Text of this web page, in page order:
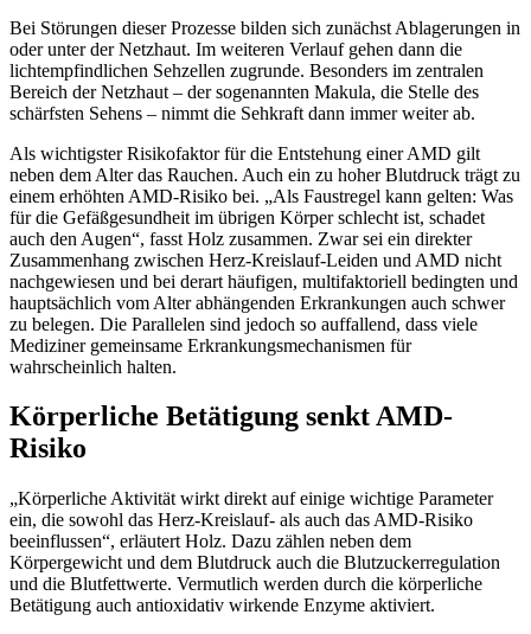
Bei Störungen dieser Prozesse bilden sich zunächst Ablagerungen in
oder unter der Netzhaut. Im weiteren Verlauf gehen dann die
lichtempfindlichen Sehzellen zugrunde. Besonders im zentralen
Bereich der Netzhaut – der sogenannten Makula, die Stelle des
schärfsten Sehens – nimmt die Sehkraft dann immer weiter ab.
Als wichtigster Risikofaktor für die Entstehung einer AMD gilt
neben dem Alter das Rauchen. Auch ein zu hoher Blutdruck trägt zu
einem erhöhten AMD-Risiko bei. „Als Faustregel kann gelten: Was
für die Gefäßgesundheit im übrigen Körper schlecht ist, schadet
auch den Augen“, fasst Holz zusammen. Zwar sei ein direkter
Zusammenhang zwischen Herz-Kreislauf-Leiden und AMD nicht
nachgewiesen und bei derart häufigen, multifaktoriell bedingten und
hauptsächlich vom Alter abhängenden Erkrankungen auch schwer
zu belegen. Die Parallelen sind jedoch so auffallend, dass viele
Mediziner gemeinsame Erkrankungsmechanismen für
wahrscheinlich halten.
Körperliche Betätigung senkt AMD-
Risiko
„Körperliche Aktivität wirkt direkt auf einige wichtige Parameter
ein, die sowohl das Herz-Kreislauf- als auch das AMD-Risiko
beeinflussen“, erläutert Holz. Dazu zählen neben dem
Körpergewicht und dem Blutdruck auch die Blutzuckerregulation
und die Blutfettwerte. Vermutlich werden durch die körperliche
Betätigung auch antioxidativ wirkende Enzyme aktiviert.